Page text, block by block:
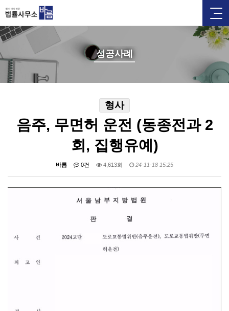
성공사례
형사
음주, 무면허 운전 (동종전과 2
회, 집행유예)
바름 0건 4,613회 24-11-18 15:25